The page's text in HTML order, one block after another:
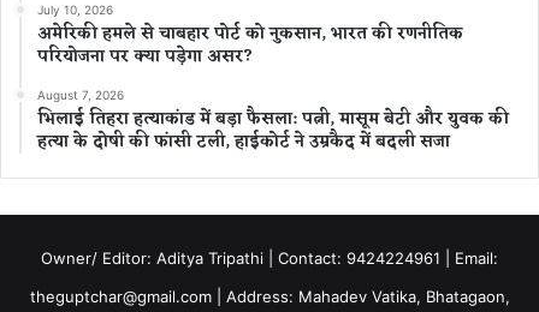
July 10, 2026
अमेरिकी हमले से चाबहार पोर्ट को नुकसान, भारत की रणनीतिक
परियोजना पर क्या पड़ेगा असर?
August 7, 2026
भिलाई तिहरा हत्याकांड में बड़ा फैसला: पत्नी, मासूम बेटी और युवक की
हत्या के दोषी की फांसी टली, हाईकोर्ट ने उम्रकैद में बदली सजा
Owner/ Editor: Aditya Tripathi | Contact: 9424224961 | Email:
theguptchar@gmail.com | Address: Mahadev Vatika, Bhatagaon,